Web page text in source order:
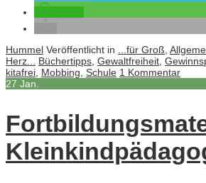
Hummel Veröffentlicht in ...für Groß,
Herz... Büchertipps, Gewaltfreiheit,
kitafrei, Mobbing, Schule 1 Kommentar
27 Jan.